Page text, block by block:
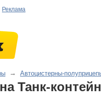
Реклама
→ Автоцистерны-
Танк-